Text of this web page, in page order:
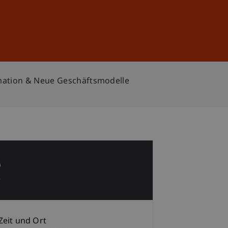
& Neue Geschäftsmodelle
und Ort